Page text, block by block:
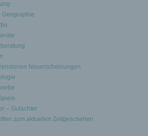
Geographie
Neuerscheinungen
– Gutachter
zum aktuellen Zeitgeschehen